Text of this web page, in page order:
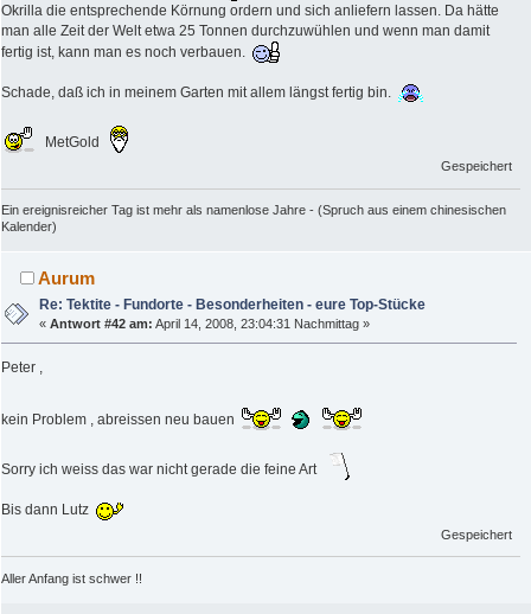
Okrilla die entsprechende Körnung ordern und sich anliefern lassen. Da hätte
man alle Zeit der Welt etwa 25 Tonnen durchzuwühlen und wenn man damit
fertig ist, kann man es noch verbauen.
Schade, daß ich in meinem Garten mit allem längst fertig bin.
MetGold
Gespeichert
Ein ereignisreicher Tag ist mehr als namenlose Jahre - (Spruch aus einem chinesischen
Kalender)
Aurum
Re: Tektite - Fundorte - Besonderheiten - eure Top-Stücke
«Antwort #42 am: April 14, 2008, 23:04:31 Nachmittag »
Peter ,
kein Problem , abreissen neu bauen
Sorry ich weiss das war nicht gerade die feine Art
Bis dann Lutz
Gespeichert
Aller Anfang ist schwer !!